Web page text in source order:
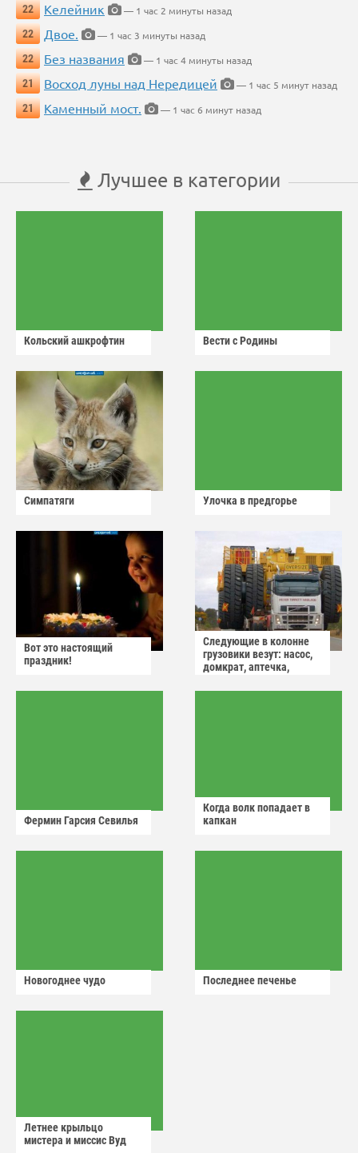
22
Келейник
— 1 час 2 минуты назад
22
Двое.
— 1 час 3 минуты назад
22
Без названия
— 1 час 4 минуты назад
21
Восход луны над Нередицей
— 1 час 5 минут назад
21
Каменный мост. — 1 час 6 минут назад
Лучшее в категории
Кольский ашкрофтин Вести с Родины
Симпатяги Улочка в предгорье
Вот это настоящий
праздник!
Следующие в колонне
грузовики везут: насос,
домкрат, аптечка,
Фермин Гарсия Севилья
Когда волк попадает в
капкан
Новогоднее чудо Последнее печенье
Летнее крыльцо
мистера и миссис Вуд